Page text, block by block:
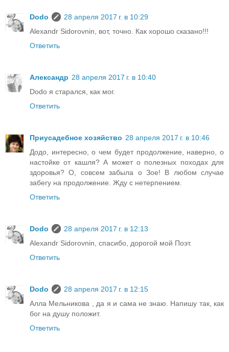
Dodo
28 апреля 2017 г. в 10:29
Alexandr Sidorovnin, вот, точно. Как хорошо сказано!!!
Ответить
Александр 28 апреля 2017 г. в 10:40
Dodo я старался, как мог.
Ответить
Приусадебное хозяйство 28 апреля 2017 г. в 10:46
Додо, интересно, о чем будет продолжение, наверно, о
настойке от кашля? А может о полезных походах для
здоровья? О, совсем забыла о Зое! В любом случае
забегу на продолжение. Жду с нетерпением.
Ответить
Dodo
28 апреля 2017 г. в 12:13
Alexandr Sidorovnin, спасибо, дорогой мой Поэт.
Ответить
Dodo
28 апреля 2017 г. в 12:15
Алла Мельникова , да я и сама не знаю. Напишу так, как
бог на душу положит.
Ответить